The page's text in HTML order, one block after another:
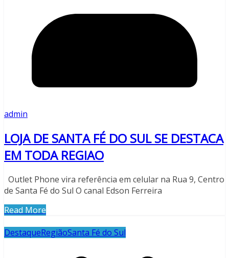
admin
LOJA DE SANTA FÉ DO SUL SE DESTACA
EM TODA REGIAO
Outlet Phone vira referência em celular na Rua 9, Centro
de Santa Fé do Sul O canal Edson Ferreira
Read More
DestaqueRegiãoSanta Fé do Sul